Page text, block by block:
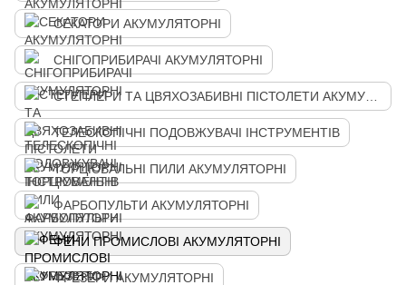
СЕКАТОРИ АКУМУЛЯТОРНІ
СНІГОПРИБИРАЧІ АКУМУЛЯТОРНІ
ТЕЛЕСКОПІЧНІ ПОДОВЖУВАЧІ ІНСТРУМЕНТІВ
ТОРЦЮВАЛЬНІ ПИЛИ АКУМУЛЯТОРНІ
ФАРБОПУЛЬТИ АКУМУЛЯТОРНІ
ФЕНИ ПРОМИСЛОВІ АКУМУЛЯТОРНІ
ФРЕЗЕРИ АКУМУЛЯТОРНІ